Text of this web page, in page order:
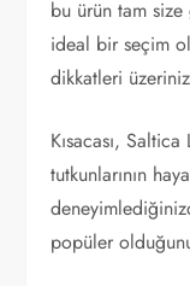
bu ürün tam
ideal bir seçim
dikkatleri
Kısacası,
tutkunlarının
popüler